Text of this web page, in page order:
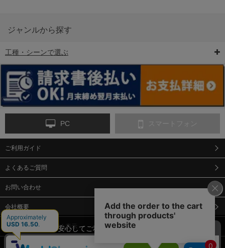
6-矢印板/LED矢印板
ンス
9-点字マット・タイ
ジャンルから探す
工種・シーンで選ぶ
PC スマートフォン
ご利用ガイド
よくあるご質問
お問い合わせ
会社概要
特定商取引法に基づく表示
個人情報保護方針
当サイトでは、安心してご利用いただくため（なりすまし防止
等）、またサイトの利便性向上のため、クッキー(Cookie)を使用